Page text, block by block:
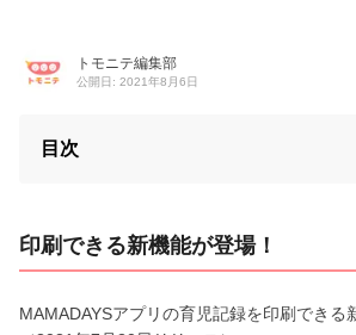
トモニテ編集部
公開日: 2021年8月6日
目次
印刷できる新機能が登場！
MAMADAYSアプリの育児記録を印刷できる